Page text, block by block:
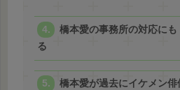
橋本愛の事務所の対応に
る
橋本愛が過去にイケメン